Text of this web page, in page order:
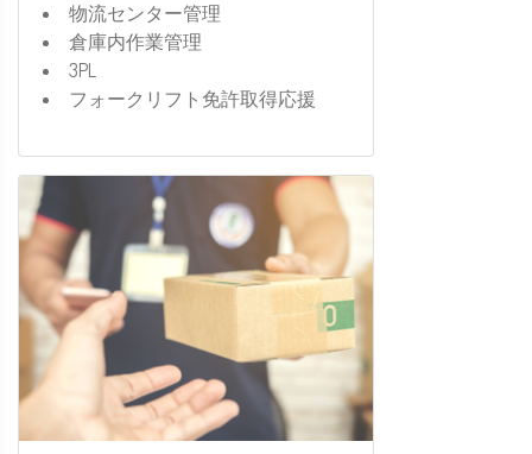
物流センター管理
倉庫内作業管理
3PL
フォークリフト免許取得応援